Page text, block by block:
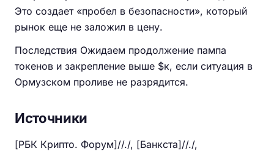
Это создает «пробел в безопасности», который
рынок еще не заложил в цену.
Последствия Ожидаем продолжение пампа
токенов и закрепление выше $к, если ситуация в
Ормузском проливе не разрядится.
Источники
[РБК Крипто. Форум]//./, [Банкста]//./,